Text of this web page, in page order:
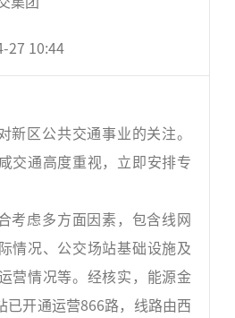
27 10:44
新区公共交通事业的关注。
交通高度重视，立即安排专
考虑多方面因素，包含线网
情况、公交场站基础设施及
营情况等。经核实，能源金
已开通运营866路，线路由西